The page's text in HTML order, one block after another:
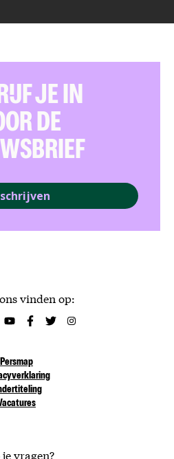
vinden op:
Persmap
vragen?
JE IN
DE